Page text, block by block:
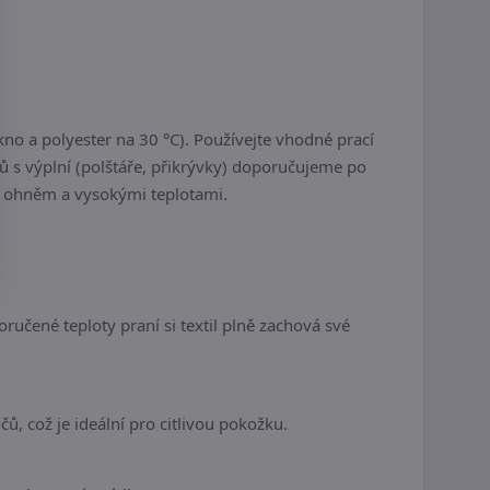
a polyester na 30 °C). Používejte vhodné prací
s výplní (polštáře, přikrývky) doporučujeme po
a vysokými teplotami.
teploty praní si textil plně zachová své
což je ideální pro citlivou pokožku.